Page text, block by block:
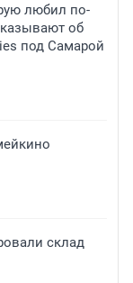
любил по-
об
под Самарой
склад